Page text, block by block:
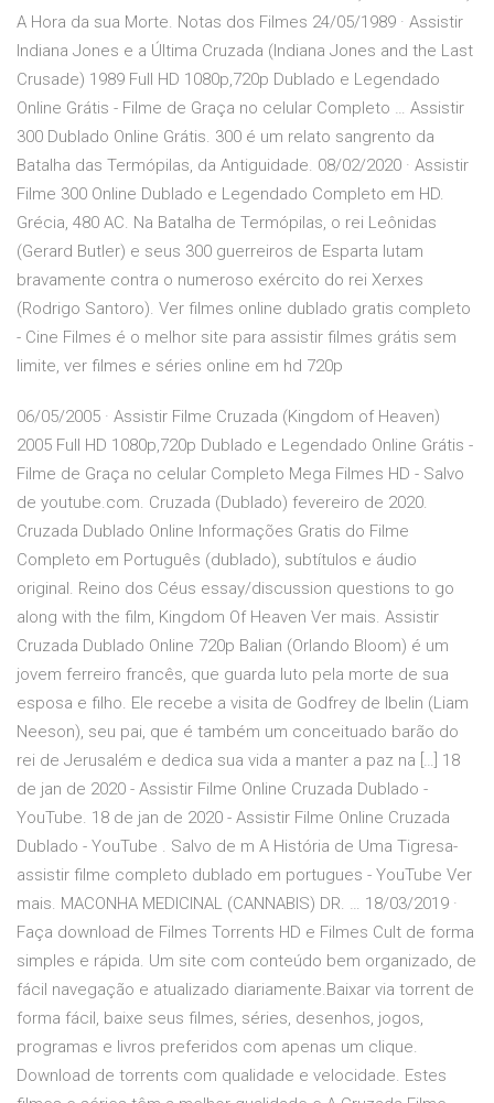
A Hora da sua Morte. Notas dos Filmes 24/05/1989 · Assistir
Indiana Jones e a Última Cruzada (Indiana Jones and the Last
Crusade) 1989 Full HD 1080p,720p Dublado e Legendado
Online Grátis - Filme de Graça no celular Completo … Assistir
300 Dublado Online Grátis. 300 é um relato sangrento da
Batalha das Termópilas, da Antiguidade. 08/02/2020 · Assistir
Filme 300 Online Dublado e Legendado Completo em HD.
Grécia, 480 AC. Na Batalha de Termópilas, o rei Leônidas
(Gerard Butler) e seus 300 guerreiros de Esparta lutam
bravamente contra o numeroso exército do rei Xerxes
(Rodrigo Santoro). Ver filmes online dublado gratis completo
- Cine Filmes é o melhor site para assistir filmes grátis sem
limite, ver filmes e séries online em hd 720p
06/05/2005 · Assistir Filme Cruzada (Kingdom of Heaven)
2005 Full HD 1080p,720p Dublado e Legendado Online Grátis -
Filme de Graça no celular Completo Mega Filmes HD - Salvo
de youtube.com. Cruzada (Dublado) fevereiro de 2020.
Cruzada Dublado Online Informações Gratis do Filme
Completo em Português (dublado), subtítulos e áudio
original. Reino dos Céus essay/discussion questions to go
along with the film, Kingdom Of Heaven Ver mais. Assistir
Cruzada Dublado Online 720p Balian (Orlando Bloom) é um
jovem ferreiro francês, que guarda luto pela morte de sua
esposa e filho. Ele recebe a visita de Godfrey de Ibelin (Liam
Neeson), seu pai, que é também um conceituado barão do
rei de Jerusalém e dedica sua vida a manter a paz na […] 18
de jan de 2020 - Assistir Filme Online Cruzada Dublado -
YouTube. 18 de jan de 2020 - Assistir Filme Online Cruzada
Dublado - YouTube . Salvo de m A História de Uma Tigresa-
assistir filme completo dublado em portugues - YouTube Ver
mais. MACONHA MEDICINAL (CANNABIS) DR. … 18/03/2019 ·
Faça download de Filmes Torrents HD e Filmes Cult de forma
simples e rápida. Um site com conteúdo bem organizado, de
fácil navegação e atualizado diariamente.Baixar via torrent de
forma fácil, baixe seus filmes, séries, desenhos, jogos,
programas e livros preferidos com apenas um clique.
Download de torrents com qualidade e velocidade. Estes